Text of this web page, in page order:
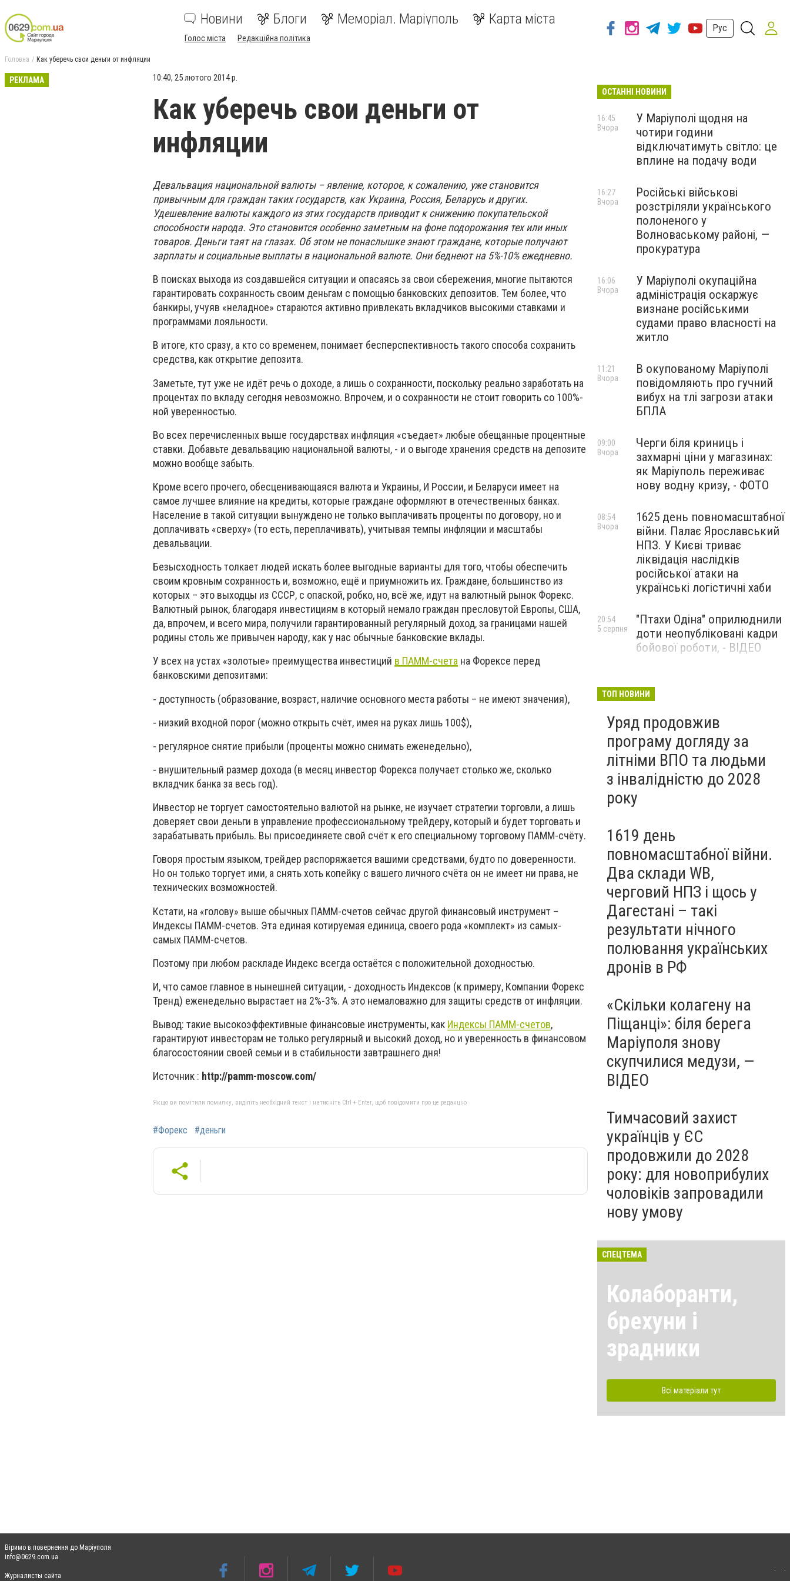
Новини Блоги Меморіал. Маріуполь Карта міста
Голос міста Редакційна політика
Рус
Головна Как уберечь свои деньги от инфляции
РЕКЛАМА 10:40, 25 лютого 2014 р.
Как уберечь свои деньги от
инфляции
Девальвация национальной валюты – явление, которое, к сожалению, уже становится
привычным для граждан таких государств, как Украина, Россия, Беларусь и других.
Удешевление валюты каждого из этих государств приводит к снижению покупательской
способности народа. Это становится особенно заметным на фоне подорожания тех или иных
товаров. Деньги таят на глазах. Об этом не понаслышке знают граждане, которые получают
зарплаты и социальные выплаты в национальной валюте. Они беднеют на 5%-10% ежедневно.
В поисках выхода из создавшейся ситуации и опасаясь за свои сбережения, многие пытаются
гарантировать сохранность своим деньгам с помощью банковских депозитов. Тем более, что
банкиры, учуяв «неладное» стараются активно привлекать вкладчиков высокими ставками и
программами лояльности.
В итоге, кто сразу, а кто со временем, понимает бесперспективность такого способа сохранить
средства, как открытие депозита.
Заметьте, тут уже не идёт речь о доходе, а лишь о сохранности, поскольку реально заработать на
процентах по вкладу сегодня невозможно. Впрочем, и о сохранности не стоит говорить со 100%-
ной уверенностью.
Во всех перечисленных выше государствах инфляция «съедает» любые обещанные процентные
ставки. Добавьте девальвацию национальной валюты, - и о выгоде хранения средств на депозите
можно вообще забыть.
Кроме всего прочего, обесценивающаяся валюта и Украины, И России, и Беларуси имеет на
самое лучшее влияние на кредиты, которые граждане оформляют в отечественных банках.
Население в такой ситуации вынуждено не только выплачивать проценты по договору, но и
доплачивать «сверху» (то есть, переплачивать), учитывая темпы инфляции и масштабы
девальвации.
Безысходность толкает людей искать более выгодные варианты для того, чтобы обеспечить
своим кровным сохранность и, возможно, ещё и приумножить их. Граждане, большинство из
которых – это выходцы из СССР, с опаской, робко, но, всё же, идут на валютный рынок Форекс.
Валютный рынок, благодаря инвестициям в который немало граждан пресловутой Европы, США,
да, впрочем, и всего мира, получили гарантированный регулярный доход, за границами нашей
родины столь же привычен народу, как у нас обычные банковские вклады.
У всех на устах «золотые» преимущества инвестиций в ПАММ-счета на Форексе перед
банковскими депозитами:
- доступность (образование, возраст, наличие основного места работы – не имеют значения),
- низкий входной порог (можно открыть счёт, имея на руках лишь 100$),
- регулярное снятие прибыли (проценты можно снимать еженедельно),
- внушительный размер дохода (в месяц инвестор Форекса получает столько же, сколько
вкладчик банка за весь год).
Инвестор не торгует самостоятельно валютой на рынке, не изучает стратегии торговли, а лишь
доверяет свои деньги в управление профессиональному трейдеру, который и будет торговать и
зарабатывать прибыль. Вы присоединяете свой счёт к его специальному торговому ПАММ-счёту.
Говоря простым языком, трейдер распоряжается вашими средствами, будто по доверенности.
Но он только торгует ими, а снять хоть копейку с вашего личного счёта он не имеет ни права, не
технических возможностей.
Кстати, на «голову» выше обычных ПАММ-счетов сейчас другой финансовый инструмент –
Индексы ПАММ-счетов. Эта единая котируемая единица, своего рода «комплект» из самых-
самых ПАММ-счетов.
Поэтому при любом раскладе Индекс всегда остаётся с положительной доходностью.
И, что самое главное в нынешней ситуации, - доходность Индексов (к примеру, Компании Форекс
Тренд) еженедельно вырастает на 2%-3%. А это немаловажно для защиты средств от инфляции.
Вывод: такие высокоэффективные финансовые инструменты, как Индексы ПАММ-счетов,
гарантируют инвесторам не только регулярный и высокий доход, но и уверенность в финансовом
благосостоянии своей семьи и в стабильности завтрашнего дня!
Источник : http://pamm-moscow.com/
Якщо ви помітили помилку, виділіть необхідний текст і натисніть Ctrl + Enter, щоб повідомити про це редакцію
#Форекс #деньги
ОСТАННІ НОВИНИ
У Маріуполі щодня на
чотири години
відключатимуть світло: це
вплине на подачу води
16:45
Вчора
Російські військові
розстріляли українського
полоненого у
Волноваському районі, —
прокуратура
16:27
Вчора
У Маріуполі окупаційна
адміністрація оскаржує
визнане російськими
судами право власності на
житло
16:06
Вчора
В окупованому Маріуполі
повідомляють про гучний
вибух на тлі загрози атаки
БПЛА
11:21
Вчора
Черги біля криниць і
захмарні ціни у магазинах:
як Маріуполь переживає
нову водну кризу, - ФОТО
09:00
Вчора
1625 день повномасштабної
війни. Палає Ярославський
НПЗ. У Києві триває
ліквідація наслідків
російської атаки на
українські логістичні хаби
08:54
Вчора
"Птахи Одіна" оприлюднили
доти неопубліковані кадри
бойової роботи, - ВІДЕО
20:54
5 серпня
Бєдняков зіграє тата
новому українському
фільмі, - ФОТО
5 серпня
ТОП НОВИНИ
Уряд продовжив
програму догляду за
літніми ВПО та людьми
з інвалідністю до 2028
року
1619 день
повномасштабної війни.
Два склади WB,
черговий НПЗ і щось у
Дагестані – такі
результати нічного
полювання українських
дронів в РФ
«Скільки колагену на
Піщанці»: біля берега
Маріуполя знову
скупчилися медузи, —
ВІДЕО
Тимчасовий захист
українців у ЄС
продовжили до 2028
року: для новоприбулих
чоловіків запровадили
нову умову
СПЕЦТЕМА
Колаборанти,
брехуни і
зрадники
Всі матеріали тут
Віримо в повернення до Маріуполя
info@0629.com.ua
Журналисты сайта